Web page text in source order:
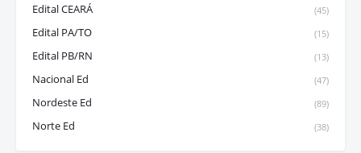
Edital CEARÁ (45)
Edital PA/TO (15)
Edital PB/RN (13)
Nacional Ed (47)
Nordeste Ed (89)
Norte Ed (38)